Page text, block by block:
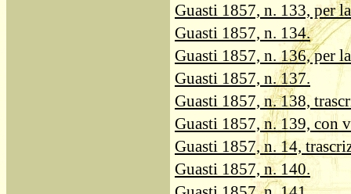
Guasti 1857, n. 133, per
Guasti 1857, n. 134.
Guasti 1857, n. 136, per
Guasti 1857, n. 137.
Guasti 1857, n. 138,
Guasti 1857, n. 139, con
Guasti 1857, n. 14,
Guasti 1857, n. 140.